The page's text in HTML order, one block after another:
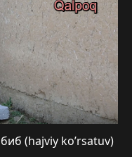
(hajviy ko’rsatuv)